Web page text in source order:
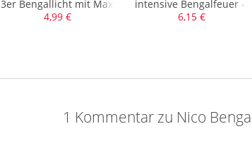
3er Bengallicht mit Max. NEM von 20gr. und das in
4,99 €
intensive Bengalfeuer -
6,15 €
1 Kommentar zu Nico